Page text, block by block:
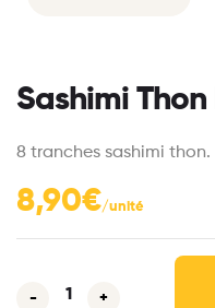
Sashimi
8 tranches sashimi thon.
8,90€
- +